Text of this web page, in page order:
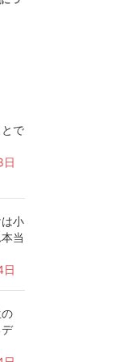
で
日
小
当
日
デ